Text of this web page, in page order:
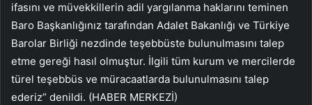
ifasını ve müvekkillerin adil yargılanma haklarını teminen
Baro Başkanlığınız tarafından Adalet Bakanlığı ve Türkiye
Barolar Birliği nezdinde teşebbüste bulunulmasını talep
etme gereği hasıl olmuştur. İlgili tüm kurum ve mercilerde
türel teşebbüs ve müracaatlarda bulunulmasını talep
ederiz” denildi. (HABER MERKEZİ)